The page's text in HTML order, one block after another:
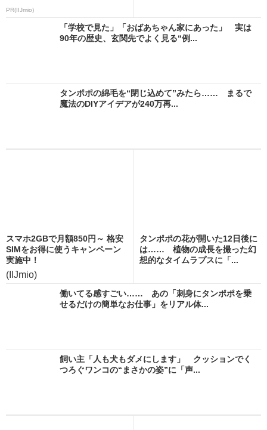
PR(IIJmio)
「学校で見た」「おばあちゃん家にあった」 実は
90年の歴史、玄関先でよく見る“例...
タンポポの綿毛を“閉じ込めて”みたら…… まるで
魔法のDIYアイデアが240万再...
スマホ2GBで月額850円～ 格安
SIMをお得に使うキャンペーン
実施中！
(IIJmio)
タンポポの花が開いた12日後に
は…… 植物の成長を撮った幻
想的なタイムラプスに「...
働いてる感すごい…… あの「刺身にタンポポを乗
せるだけの簡単なお仕事」をリアル体...
飼い主「人も犬もダメにします」 クッションでく
つろぐワンコの“まさかの姿”に「声...